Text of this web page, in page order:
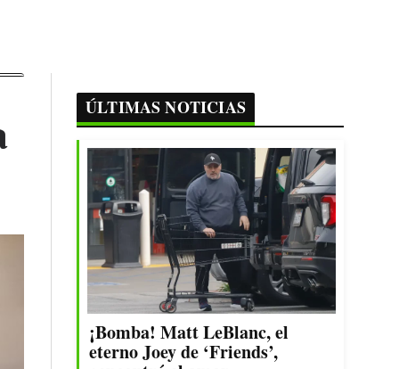
ÚLTIMAS NOTICIAS
¡Bomba! Matt LeBlanc, el
eterno Joey de ‘Friends’,